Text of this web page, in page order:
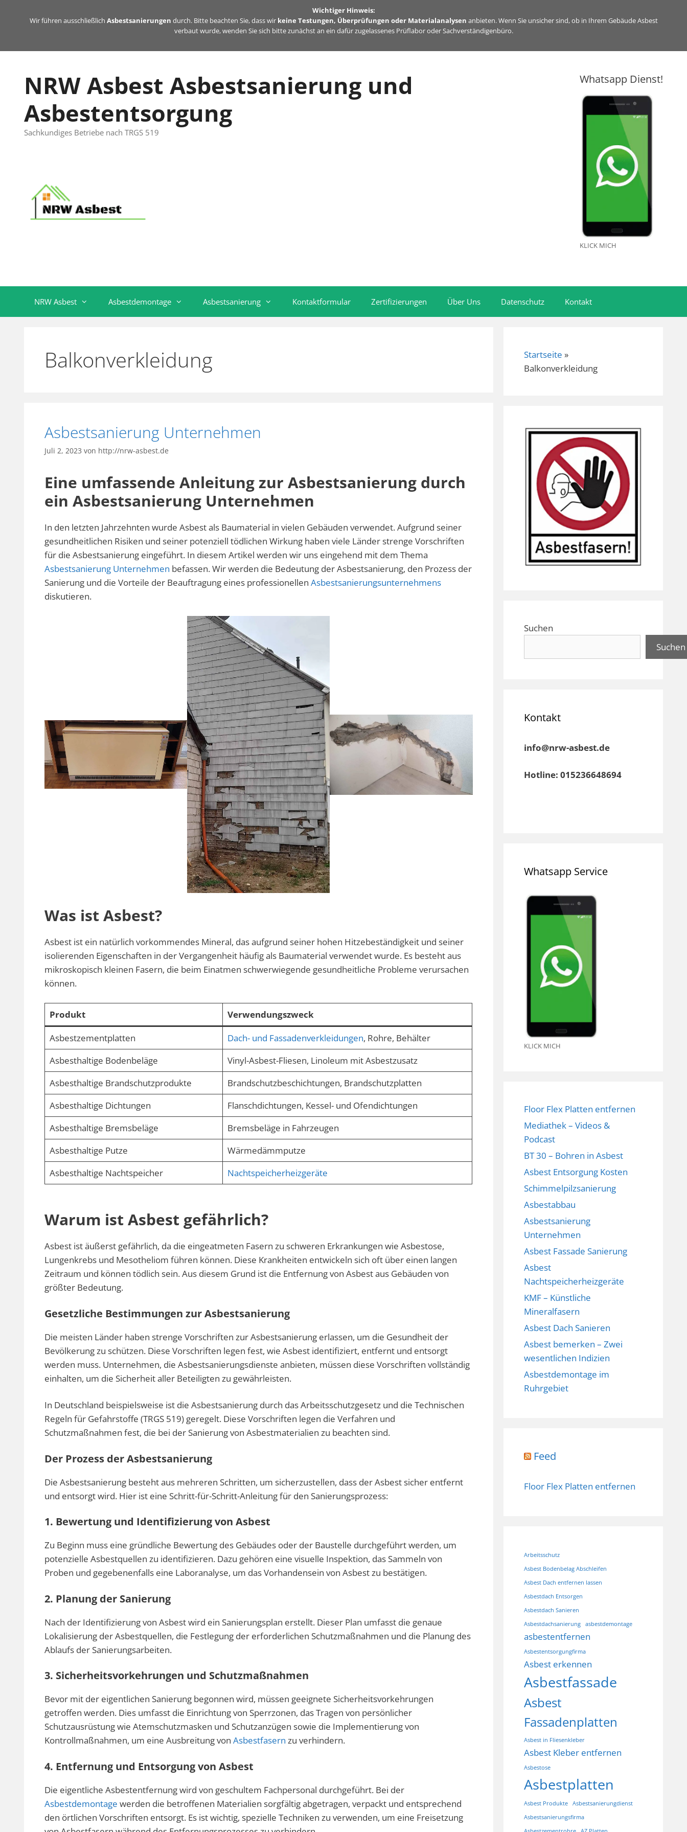
Wichtiger Hinweis:
Wir führen ausschließlich Asbestsanierungen durch. Bitte beachten Sie, dass wir keine Testungen, Überprüfungen oder Materialanalysen anbieten. Wenn Sie unsicher sind, ob in Ihrem Gebäude Asbest
verbaut wurde, wenden Sie sich bitte zunächst an ein dafür zugelassenes Prüflabor oder Sachverständigenbüro.
Whatsapp Dienst!
KLICK MICH
NRW Asbest Asbestsanierung und
Asbestentsorgung
Sachkundiges Betriebe nach TRGS 519
NRW Asbest Asbestdemontage Asbestsanierung Kontaktformular Zertifizierungen Über Uns Datenschutz Kontakt
Balkonverkleidung
Asbestsanierung Unternehmen
Juli 2, 2023 von http://nrw-asbest.de
Eine umfassende Anleitung zur Asbestsanierung durch
ein Asbestsanierung Unternehmen
In den letzten Jahrzehnten wurde Asbest als Baumaterial in vielen Gebäuden verwendet. Aufgrund seiner
gesundheitlichen Risiken und seiner potenziell tödlichen Wirkung haben viele Länder strenge Vorschriften
für die Asbestsanierung eingeführt. In diesem Artikel werden wir uns eingehend mit dem Thema
Asbestsanierung Unternehmen befassen. Wir werden die Bedeutung der Asbestsanierung, den Prozess der
Sanierung und die Vorteile der Beauftragung eines professionellen Asbestsanierungsunternehmens
diskutieren.
Was ist Asbest?
Asbest ist ein natürlich vorkommendes Mineral, das aufgrund seiner hohen Hitzebeständigkeit und seiner
isolierenden Eigenschaften in der Vergangenheit häufig als Baumaterial verwendet wurde. Es besteht aus
mikroskopisch kleinen Fasern, die beim Einatmen schwerwiegende gesundheitliche Probleme verursachen
können.
Produkt
Verwendungszweck
Asbestzementplatten
Dach- und Fassadenverkleidungen, Rohre, Behälter
Asbesthaltige Bodenbeläge
Vinyl-Asbest-Fliesen, Linoleum mit Asbestzusatz
Asbesthaltige Brandschutzprodukte
Brandschutzbeschichtungen, Brandschutzplatten
Asbesthaltige Dichtungen
Flanschdichtungen, Kessel- und Ofendichtungen
Asbesthaltige Bremsbeläge
Bremsbeläge in Fahrzeugen
Asbesthaltige Putze
Wärmedämmputze
Asbesthaltige Nachtspeicher
Nachtspeicherheizgeräte
Warum ist Asbest gefährlich?
Asbest ist äußerst gefährlich, da die eingeatmeten Fasern zu schweren Erkrankungen wie Asbestose,
Lungenkrebs und Mesotheliom führen können. Diese Krankheiten entwickeln sich oft über einen langen
Zeitraum und können tödlich sein. Aus diesem Grund ist die Entfernung von Asbest aus Gebäuden von
größter Bedeutung.
Gesetzliche Bestimmungen zur Asbestsanierung
Die meisten Länder haben strenge Vorschriften zur Asbestsanierung erlassen, um die Gesundheit der
Bevölkerung zu schützen. Diese Vorschriften legen fest, wie Asbest identifiziert, entfernt und entsorgt
werden muss. Unternehmen, die Asbestsanierungsdienste anbieten, müssen diese Vorschriften vollständig
einhalten, um die Sicherheit aller Beteiligten zu gewährleisten.
In Deutschland beispielsweise ist die Asbestsanierung durch das Arbeitsschutzgesetz und die Technischen
Regeln für Gefahrstoffe (TRGS 519) geregelt. Diese Vorschriften legen die Verfahren und
Schutzmaßnahmen fest, die bei der Sanierung von Asbestmaterialien zu beachten sind.
Der Prozess der Asbestsanierung
Die Asbestsanierung besteht aus mehreren Schritten, um sicherzustellen, dass der Asbest sicher entfernt
und entsorgt wird. Hier ist eine Schritt-für-Schritt-Anleitung für den Sanierungsprozess:
1. Bewertung und Identifizierung von Asbest
Zu Beginn muss eine gründliche Bewertung des Gebäudes oder der Baustelle durchgeführt werden, um
potenzielle Asbestquellen zu identifizieren. Dazu gehören eine visuelle Inspektion, das Sammeln von
Proben und gegebenenfalls eine Laboranalyse, um das Vorhandensein von Asbest zu bestätigen.
2. Planung der Sanierung
Nach der Identifizierung von Asbest wird ein Sanierungsplan erstellt. Dieser Plan umfasst die genaue
Lokalisierung der Asbestquellen, die Festlegung der erforderlichen Schutzmaßnahmen und die Planung des
Ablaufs der Sanierungsarbeiten.
3. Sicherheitsvorkehrungen und Schutzmaßnahmen
Bevor mit der eigentlichen Sanierung begonnen wird, müssen geeignete Sicherheitsvorkehrungen
getroffen werden. Dies umfasst die Einrichtung von Sperrzonen, das Tragen von persönlicher
Schutzausrüstung wie Atemschutzmasken und Schutzanzügen sowie die Implementierung von
Kontrollmaßnahmen, um eine Ausbreitung von Asbestfasern zu verhindern.
4. Entfernung und Entsorgung von Asbest
Die eigentliche Asbestentfernung wird von geschultem Fachpersonal durchgeführt. Bei der
Asbestdemontage werden die betroffenen Materialien sorgfältig abgetragen, verpackt und entsprechend
den örtlichen Vorschriften entsorgt. Es ist wichtig, spezielle Techniken zu verwenden, um eine Freisetzung
Startseite »
Balkonverkleidung
Suchen
Suchen
Kontakt
info@nrw-asbest.de
Hotline: 015236648694
Whatsapp Service
KLICK MICH
Floor Flex Platten entfernen
Mediathek – Videos &
Podcast
BT 30 – Bohren in Asbest
Asbest Entsorgung Kosten
Schimmelpilzsanierung
Asbestabbau
Asbestsanierung
Unternehmen
Asbest Fassade Sanierung
Asbest
Nachtspeicherheizgeräte
KMF – Künstliche
Mineralfasern
Asbest Dach Sanieren
Asbest bemerken – Zwei
wesentlichen Indizien
Asbestdemontage im
Ruhrgebiet
Feed
Floor Flex Platten entfernen
Arbeitsschutz
Asbest Bodenbelag Abschleifen
Asbest Dach entfernen lassen
Asbestdach Entsorgen
Asbestdach Sanieren
Asbestdachsanierung
asbestdemontage
asbestentfernen
Asbestentsorgungfirma
Asbest erkennen
Asbestfassade
Asbest
Fassadenplatten
Asbest in Fliesenkleber
Asbest Kleber entfernen
Asbestose
Asbestplatten
Asbest Produkte
Asbestsanierungdienst
Asbestsanierungsfirma